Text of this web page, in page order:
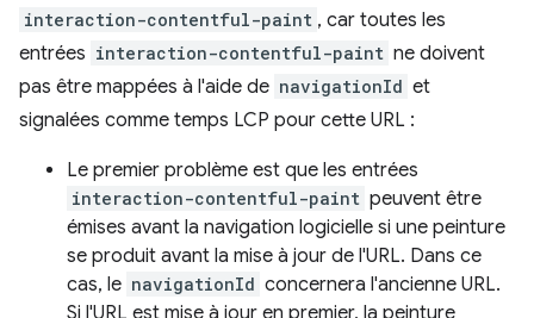
interaction-contentful-paint , car toutes les
entrées interaction-contentful-paint ne doivent
pas être mappées à l'aide de navigationId et
signalées comme temps LCP pour cette URL :
Le premier problème est que les entrées
interaction-contentful-paint peuvent être
émises avant la navigation logicielle si une peinture
se produit avant la mise à jour de l'URL. Dans ce
cas, le navigationId concernera l'ancienne URL.
Si l'URL est mise à jour en premier, la peinture